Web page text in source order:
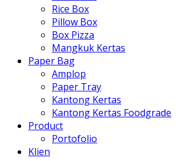
Rice Box
Pillow Box
Box Pizza
Mangkuk Kertas
Paper Bag
Amplop
Paper Tray
Kantong Kertas
Kantong Kertas Foodgrade
Product
Portofolio
Klien